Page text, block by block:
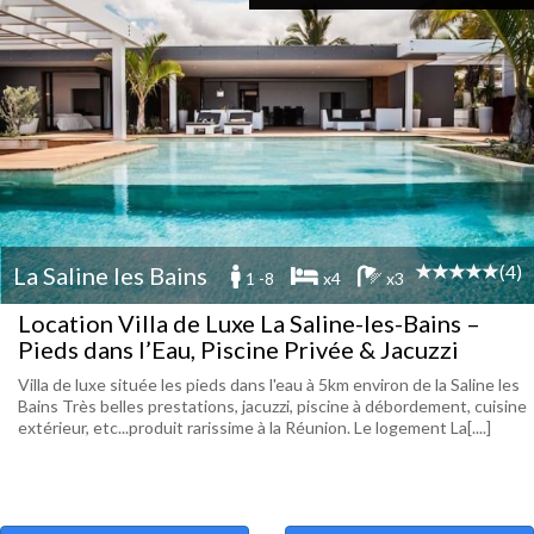
La Saline les Bains 1 -8 x4 x3 (4)
Location Villa de Luxe La Saline-les-Bains –
Pieds dans l’Eau, Piscine Privée & Jacuzzi
Villa de luxe située les pieds dans l'eau à 5km environ de la Saline les
Bains Très belles prestations, jacuzzi, piscine à débordement, cuisine
extérieur, etc...produit rarissime à la Réunion. Le logement La[....]